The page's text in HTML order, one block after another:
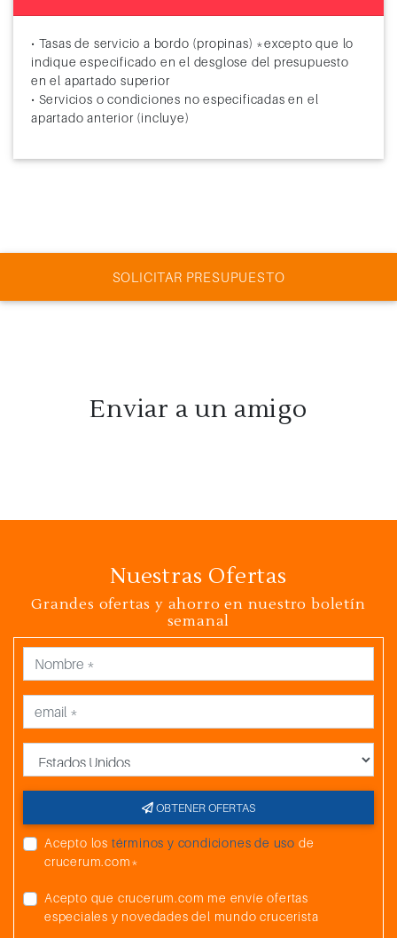
• Tasas de servicio a bordo (propinas) *excepto que lo
indique especificado en el desglose del presupuesto
en el apartado superior
• Servicios o condiciones no especificadas en el
apartado anterior (incluye)
SOLICITAR PRESUPUESTO
Enviar a un amigo
Nuestras Ofertas
Grandes ofertas y ahorro en nuestro boletín
semanal
OBTENER OFERTAS
Acepto los términos y condiciones de uso de
crucerum.com*
Acepto que crucerum.com me envíe ofertas
especiales y novedades del mundo crucerista